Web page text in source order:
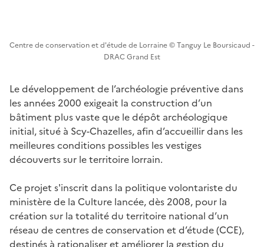
Centre de conservation et d'étude de Lorraine © Tanguy Le Boursicaud -
DRAC Grand Est
Le développement de l’archéologie préventive dans
les années 2000 exigeait la construction d’un
bâtiment plus vaste que le dépôt archéologique
initial, situé à Scy-Chazelles, afin d’accueillir dans les
meilleures conditions possibles les vestiges
découverts sur le territoire lorrain.
Ce projet s'inscrit dans la politique volontariste du
ministère de la Culture lancée, dès 2008, pour la
création sur la totalité du territoire national d’un
réseau de centres de conservation et d’étude (CCE),
destinés à rationaliser et améliorer la gestion du